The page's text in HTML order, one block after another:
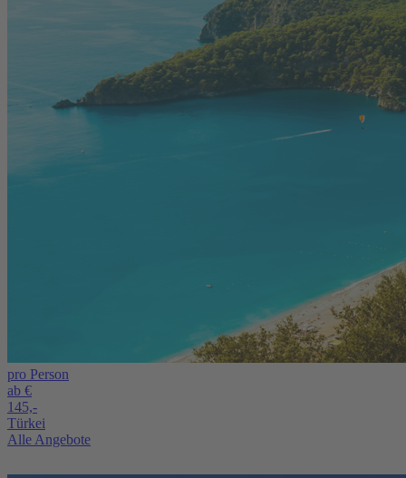
pro Person
ab €
145,-
Türkei
Alle Angebote